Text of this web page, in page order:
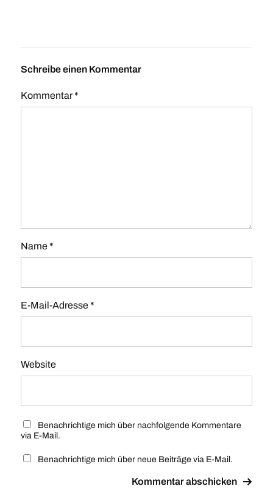
Schreibe einen Kommentar
Kommentar*
Name*
E-Mail-Adresse*
Website
Benachrichtige mich über nachfolgende Kommentare
via E-Mail.
Benachrichtige mich über neue Beiträge via E-Mail.